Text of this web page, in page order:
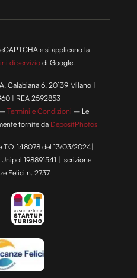
e si applicano la
di serviziodi Google.
Calabiana 6, 20139 Milano |
| REA 2592853
Termini e Condizioni – Le
fornite da DepositPhotos
T.O. 148078 del 13/03/2024|
198891541 | Iscrizione
Felici n. 2737